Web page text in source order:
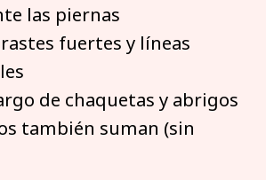
las piernas
fuertes y líneas
de chaquetas y abrigos
también suman (sin